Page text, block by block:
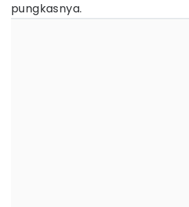
pungkasnya.